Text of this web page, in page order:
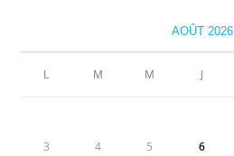
AOÛT 2026
L M M J
3 4 5 6